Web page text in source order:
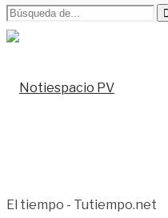
El tiempo - Tutiempo.net